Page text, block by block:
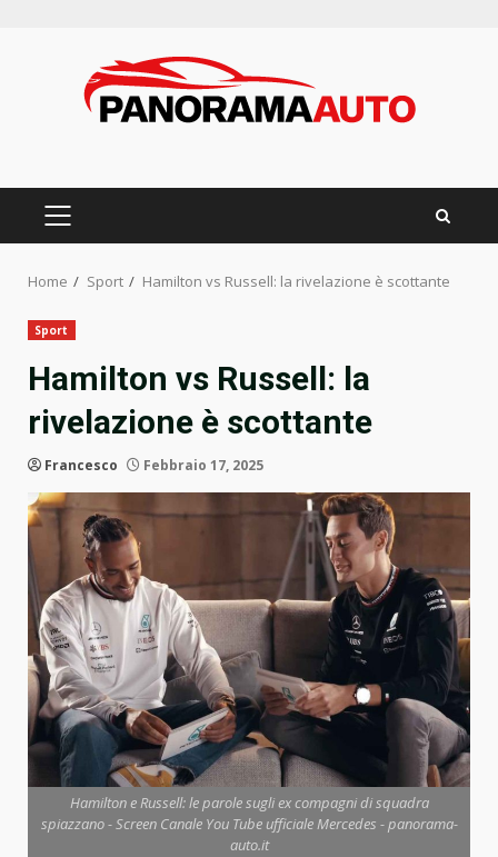
PRIMARY
Home Sport Hamilton vs Russell: la rivelazione è scottante
Sport
Hamilton vs Russell: la
rivelazione è scottante
Francesco Febbraio 17, 2025
Hamilton e Russell: le parole sugli ex compagni di squadra
spiazzano - Screen Canale You Tube ufficiale Mercedes - panorama-
auto.it